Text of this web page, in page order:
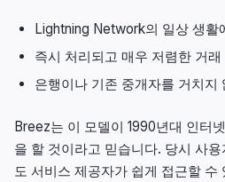
Lightning Network의 일상 생활
즉시 처리되고 매우 저렴한 거래
은행이나 기존 중개자를 거치지
Breez는 이 모델이 1990년대 인터
을 할 것이라고 믿습니다. 당시 사
도 서비스 제공자가 쉽게 접근할 수